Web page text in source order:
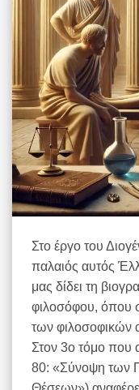
Στο έργο του
παλαιός αυτός
μας δίδει τη
φιλοσόφου, όπου
των φιλοσοφικών
Στον 3ο τόμο που
80: «Σύνοψη των